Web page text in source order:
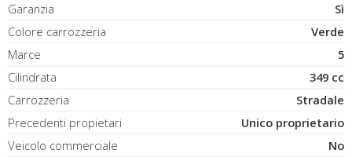
Garanzia
Sì
Colore carrozzeria
Verde
Marce
5
Cilindrata
349 cc
Carrozzeria
Stradale
Precedenti propietari
Unico proprietario
Veicolo commerciale
No